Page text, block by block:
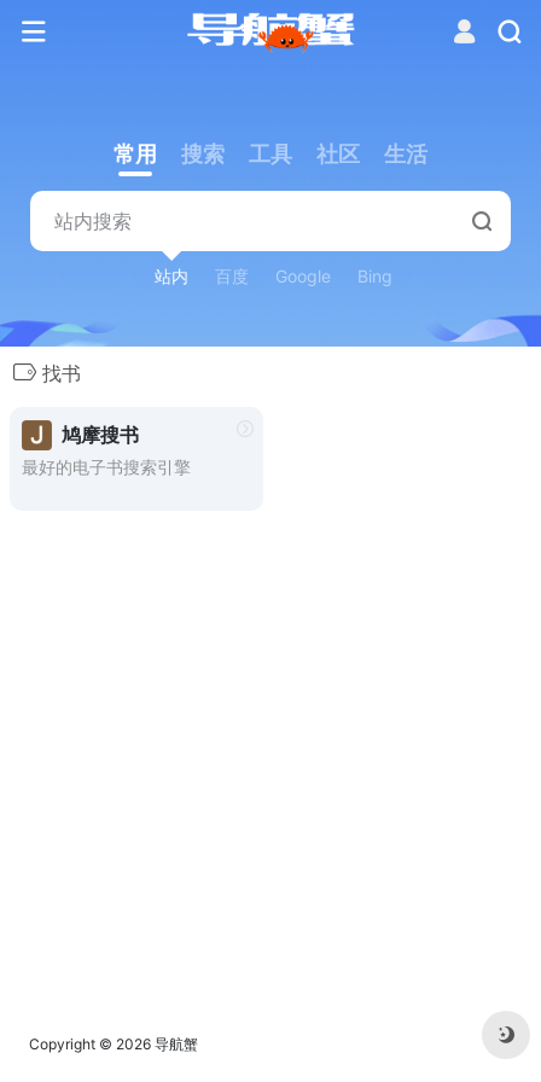
常用 搜索 工具 社区 生活
站内 百度 Google Bing
找书
鸠摩搜书
最好的电子书搜索引擎
Copyright © 2026 导航蟹